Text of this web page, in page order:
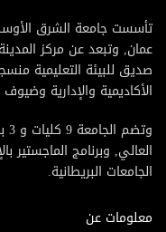
صديق للبيئة التعليمية
الأكاديمية والإدارية وضيوف
العالي, وبرنامج
الجامعات البريطانية.
معلومات عن